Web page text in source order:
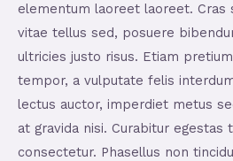
elementum laoreet laoreet. Cras
vitae tellus sed, posuere
ultricies justo risus. Etiam
tempor, a vulputate felis
lectus auctor, imperdiet metus
at gravida nisi. Curabitur egestas
consectetur. Phasellus non